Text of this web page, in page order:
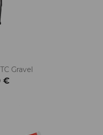
Gravel
€